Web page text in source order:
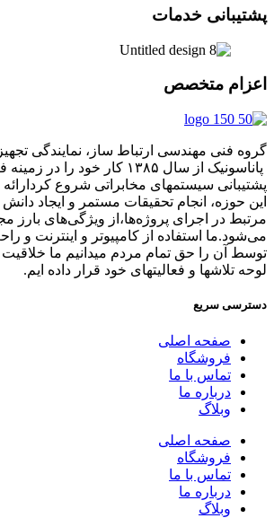
پشتیبانی خدمات
اعزام متخصص
گروه فنی مهندسی ارتباط ساز، نمایندگی
پاناسونیک از سال ۱۳۸۵ کار خود را
پشتیبانی سیستمهای مخابراتی شروع
این حوزه، انجام تحقیقات مستمر و ایجاد
مرتبط در اجرای پروژه‌ها،از ویژگی‌های
می‌شود.ما استفاده از کامپیوتر و اینترنت و
توسط آن را حق تمام مردم میدانیم ما خلاقیت
لوحه تلاشها و فعالیتهای خود قرار داده ایم.
دسترسی سریع
صفحه اصلی
فروشگاه
تماس با ما
درباره ما
وبلاگ
صفحه اصلی
فروشگاه
تماس با ما
درباره ما
وبلاگ